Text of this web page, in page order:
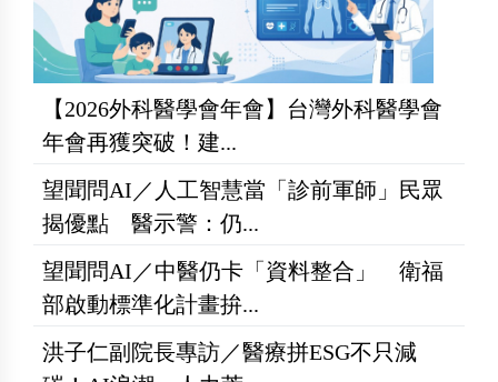
【2026外科醫學會年會】台灣外科醫學會
年會再獲突破！建...
望聞問AI／人工智慧當「診前軍師」民眾
揭優點 醫示警：仍...
望聞問AI／中醫仍卡「資料整合」 衛福
部啟動標準化計畫拚...
洪子仁副院長專訪／醫療拼ESG不只減